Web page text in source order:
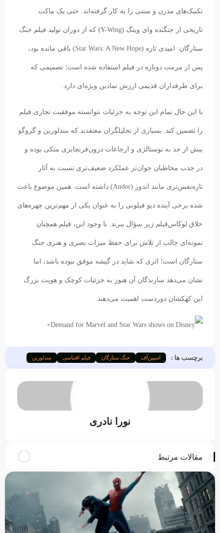
تکنیک‌های مدرن و سنتی را به کار گرفته‌اند. حتی یک ماکت
تاریخی از جنگنده وای وینگ (Y-Wing) که از دوران تولید فیلم جنگ
ستارگان: امیدی تازه (Star Wars: A New Hope) باقی مانده بود،
پس از مرمت دوباره در فیلم استفاده شده است؛ تصمیمی که
برای طرفداران قدیمی ارزش نمادین ویژه‌ای دارد.
با این حال تمام این توجه به جزئیات نتوانسته موفقیت تجاری فیلم
را تضمین کند. بسیاری از تحلیلگران معتقدند که مندلورین و گروگو
بیش از حد به نوستالژی و ارجاعات درون‌فرنچایزی متکی بوده و
در جذب مخاطبان جوان‌تر عملکرد ضعیف‌تری نسبت به آثار
تازه‌نفس‌تری مانند اندور (Andor) داشته است. همین موضوع باعث
شده برخی آینده دیو فیلونی را به عنوان یکی از مهم‌ترین چهره‌های
خلاق لوکاس‌فیلم زیر سؤال ببرند. با وجود این، فیلم همچنان
نمونه‌ای جالب از تلاش برای حفظ میراث بصری و هنری جنگ
ستارگان است؛ اثری که شاید در گیشه موفق نبوده باشد، اما
نشان می‌دهد سازندگان آن هنوز به جزئیات کوچک و هویت بزرگ
این کهکشان دوردست اهمیت می‌دهند.
برچسب ها : اسپین‌آف جنگ ستارگان فیلم اقتباسی مندلورین
نورا نادری
مقالات مرتبط